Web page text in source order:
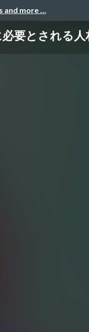
and more …
要とされる人